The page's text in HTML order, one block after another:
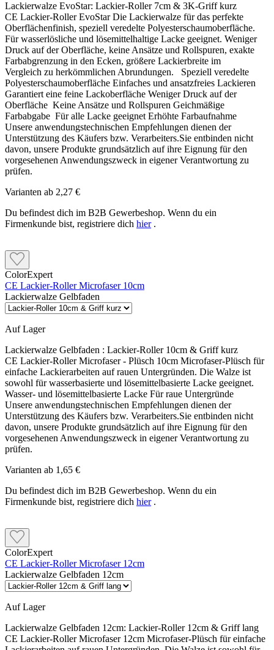
Lackierwalze EvoStar: Lackier-Roller 7cm & 3K-Griff kurz
CE Lackier-Roller EvoStar Die Lackierwalze für das perfekte
Oberflächenfinish, speziell veredelte Polyesterschaumoberfläche.
Für wasserlösliche und lösemittelhaltige Lacke geeignet. Weniger
Druck auf der Oberfläche, keine Ansätze und Rollspuren, exakte
Farbabgrenzung in den Ecken, größere Lackierbreite im
Vergleich zu herkömmlichen Abrundungen. Speziell veredelte
Polyesterschaumoberfläche Einfaches und ansatzfreies Lackieren
Garantiert eine feine Lackoberfläche Weniger Druck auf der
Oberfläche Keine Ansätze und Rollspuren Geichmäßige
Farbabgabe Für alle Lacke geeignet Erhöhte Farbaufnahme
Unsere anwendungstechnischen Empfehlungen dienen der
Unterstützung des Käufers bzw. Verarbeiters.Sie entbinden nicht
davon, unsere Produkte grundsätzlich auf ihre Eignung für den
vorgesehenen Anwendungszweck in eigener Verantwortung zu
prüfen.
Varianten ab 2,27 €
Du befindest dich im B2B Gewerbeshop. Wenn du ein
Firmenkunde bist, registriere dich hier.
ColorExpert
CE Lackier-Roller Microfaser 10cm
Lackierwalze Gelbfaden
Auf Lager
Lackierwalze Gelbfaden : Lackier-Roller 10cm & Griff kurz
CE Lackier-Roller Microfaser - Plüsch 10cm Microfaser-Plüsch für
einfache Lackierarbeiten auf rauen Untergründen. Die Walze ist
sowohl für wasserbasierte und lösemittelbasierte Lacke geeignet.
Wasser- und lösemittelbasierte Lacke Für raue Untergründe
Unsere anwendungstechnischen Empfehlungen dienen der
Unterstützung des Käufers bzw. Verarbeiters.Sie entbinden nicht
davon, unsere Produkte grundsätzlich auf ihre Eignung für den
vorgesehenen Anwendungszweck in eigener Verantwortung zu
prüfen.
Varianten ab 1,65 €
Du befindest dich im B2B Gewerbeshop. Wenn du ein
Firmenkunde bist, registriere dich hier.
ColorExpert
CE Lackier-Roller Microfaser 12cm
Lackierwalze Gelbfaden 12cm
Auf Lager
Lackierwalze Gelbfaden 12cm: Lackier-Roller 12cm & Griff lang
CE Lackier-Roller Microfaser 12cm Microfaser-Plüsch für einfache